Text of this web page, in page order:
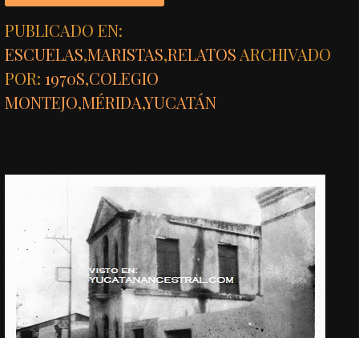
PUBLICADO EN:
ESCUELAS,MARISTAS,RELATOS ARCHIVADO
POR:1970S,COLEGIO
MONTEJO,MÉRIDA,YUCATÁN